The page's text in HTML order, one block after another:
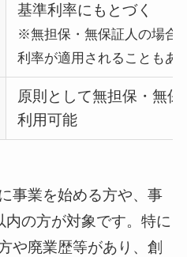
基準利率にもとづく
※無担保・無保証人の場合
利率が適用されることもあ
原則として無担保・無保
利用可能
事業を始める方や、事
の方が対象です。特に
や廃業歴等があり、創